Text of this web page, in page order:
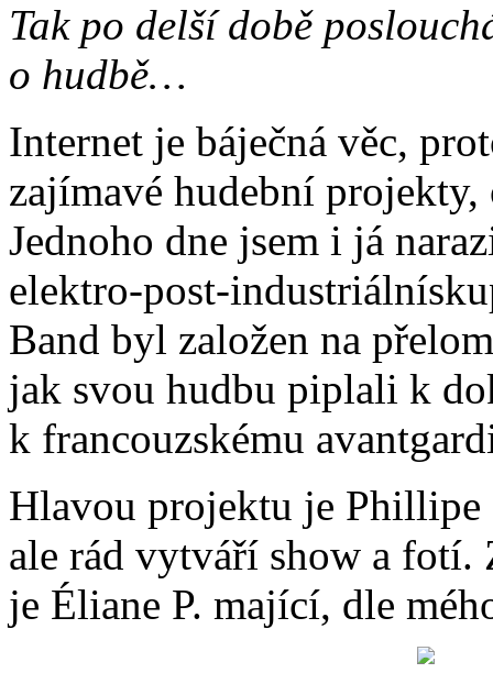
Tak po delší době
o hudbě…
Internet je báječná věc,
zajímavé hudební
Jednoho dne jsem i já
elektro-post-
Band byl založen na
jak svou hudbu piplali k
k francouzskému
Hlavou projektu je Phillipe
ale rád vytváří show a fotí.
je Éliane P. mající, dle